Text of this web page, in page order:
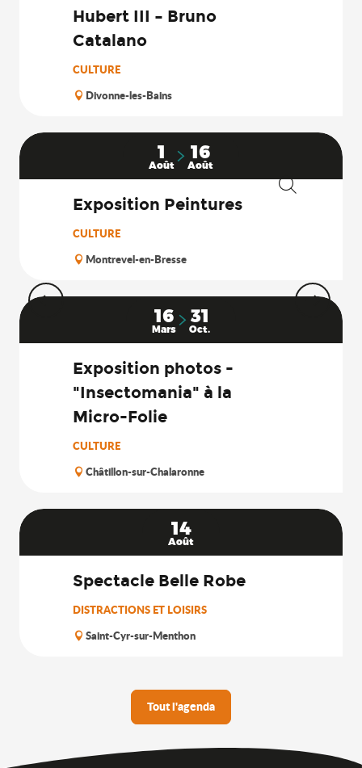
Hubert III – Bruno
Catalano
CULTURE
Divonne-les-Bains
1
Août
16
Août
Exposition Peintures
CULTURE
Montrevel-en-Bresse
16
Mars
31
Oct.
Exposition photos -
"Insectomania" à la
Micro-Folie
CULTURE
Châtillon-sur-Chalaronne
14
Août
Spectacle Belle Robe
DISTRACTIONS ET LOISIRS
Saint-Cyr-sur-Menthon
Tout l'agenda